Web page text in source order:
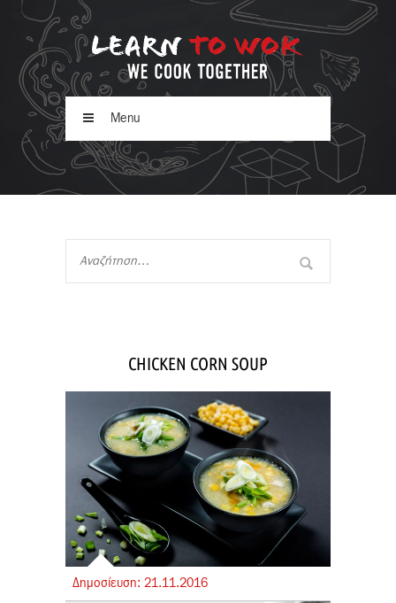
Menu
CHICKEN CORN SOUP
Δημοσίευση: 21.11.2016